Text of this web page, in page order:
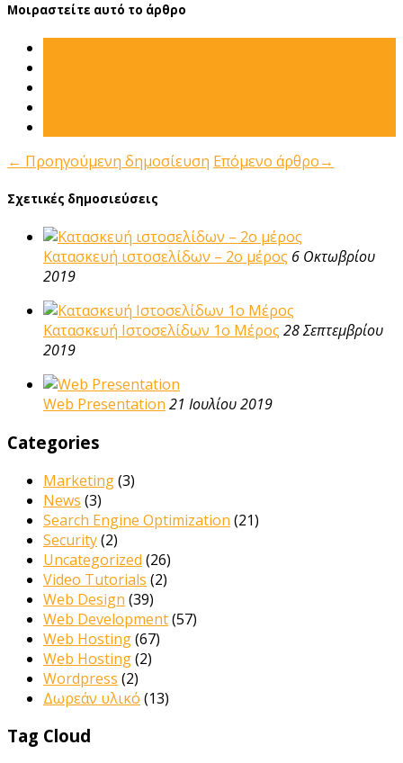
Μοιραστείτε αυτό το άρθρο
← Προηγούμενη δημοσίευση Επόμενο άρθρο→
Σχετικές δημοσιεύσεις
Κατασκευή ιστοσελίδων – 2ο μέρος 6 Οκτωβρίου
2019
Κατασκευή Ιστοσελίδων 1ο Μέρος 28 Σεπτεμβρίου
2019
Web Presentation 21 Ιουλίου 2019
Categories
Marketing(3)
News (3)
Search Engine Optimization (21)
Security(2)
Uncategorized (26)
Video Tutorials (2)
Web Design (39)
Web Development(57)
Web Hosting(67)
Web Hosting(2)
Wordpress (2)
Δωρεάν υλικό (13)
Tag Cloud